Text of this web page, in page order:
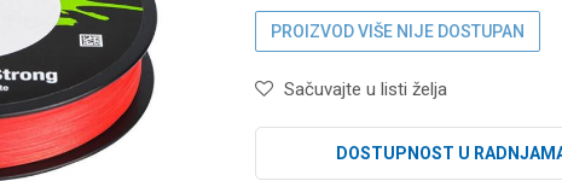
PROIZVOD VIŠE NIJE DOSTUPAN
Sačuvajte u listi želja
DOSTUPNOST U